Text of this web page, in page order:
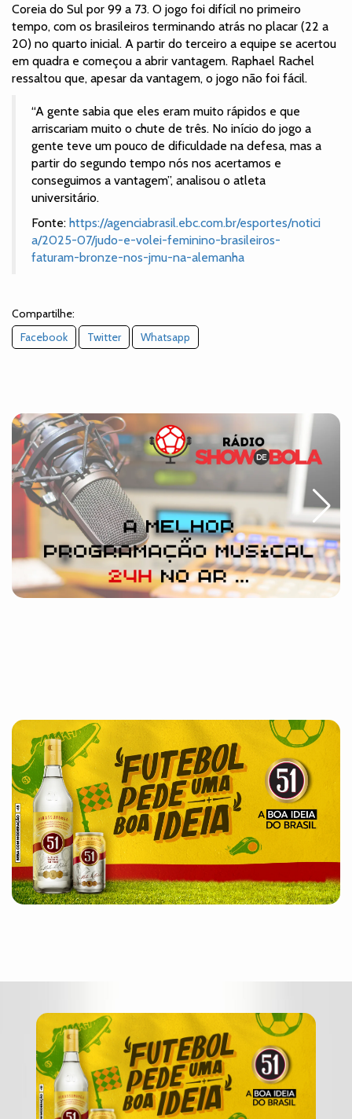
Coreia do Sul por 99 a 73. O jogo foi difícil no primeiro
tempo, com os brasileiros terminando atrás no placar (22 a
20) no quarto inicial. A partir do terceiro a equipe se acertou
em quadra e começou a abrir vantagem. Raphael Rachel
ressaltou que, apesar da vantagem, o jogo não foi fácil.
“A gente sabia que eles eram muito rápidos e que
arriscariam muito o chute de três. No início do jogo a
gente teve um pouco de dificuldade na defesa, mas a
partir do segundo tempo nós nos acertamos e
conseguimos a vantagem”, analisou o atleta
universitário.
Fonte: https://agenciabrasil.ebc.com.br/esportes/notici
a/2025-07/judo-e-volei-feminino-brasileiros-
faturam-bronze-nos-jmu-na-alemanha
Compartilhe:
Facebook
Twitter Whatsapp